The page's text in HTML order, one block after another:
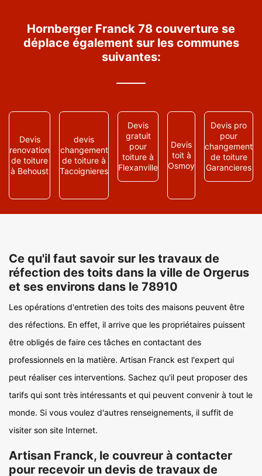
Hornberger Franck 78 couverture se
déplace également sur les communes
suivantes:
Devis
renovation
de toiture
à Behoust
devis
changement
de toiture à
Tacoignieres
Devis
gratuit
pour
toiture à
Flexanville
Devis
toit à
Osmoy
Devis pro
pour
changement
de toiture
Garancieres
Ce qu'il faut savoir sur les travaux de
réfection des toits dans la ville de Orgerus
et ses environs dans le 78910
Les opérations d'entretien des toits des maisons peuvent être
des réfections. En effet, il arrive que les propriétaires puissent
être obligés de faire ces tâches en contactant des
professionnels en la matière. Artisan Franck est l'expert qui
peut réaliser ces interventions. Sachez qu'il peut proposer des
tarifs qui sont très intéressants et qui peuvent convenir à tout le
monde. Si vous voulez d'autres renseignements, il suffit de
visiter son site Internet.
Artisan Franck, le couvreur à contacter
pour recevoir un devis de travaux de